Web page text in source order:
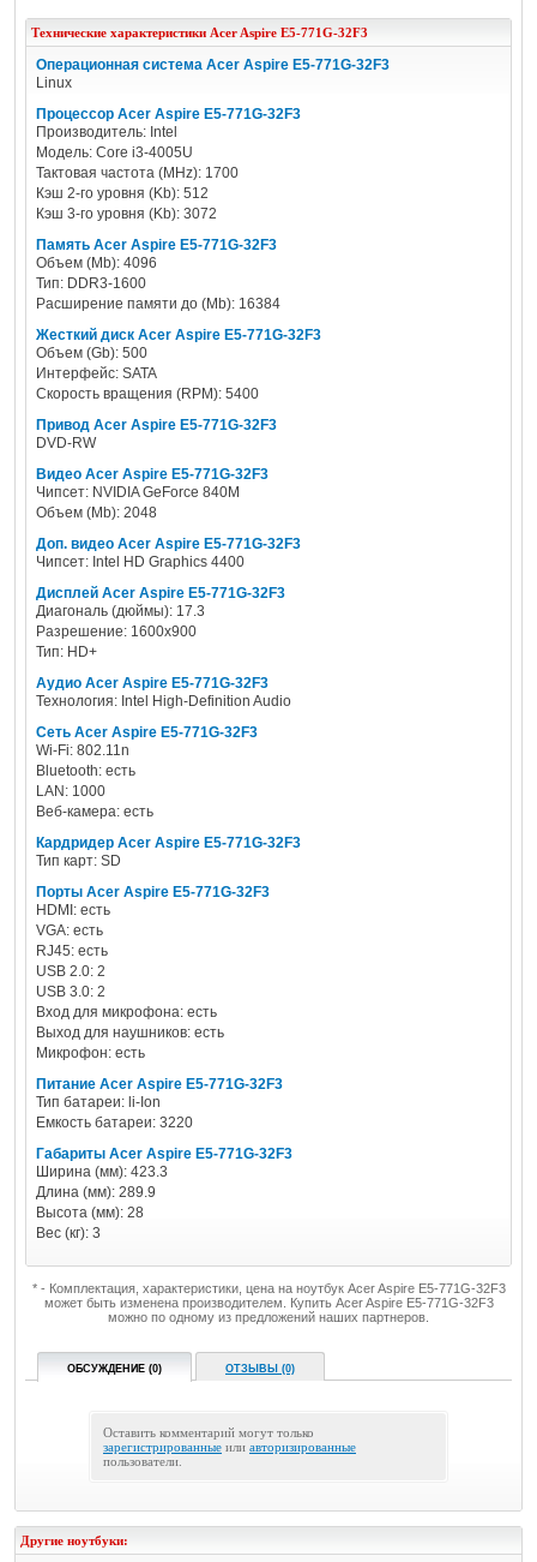
Технические характеристики Acer Aspire E5-771G-32F3
Операционная система Acer Aspire E5-771G-32F3
Linux
Процессор Acer Aspire E5-771G-32F3
Производитель: Intel
Модель: Core i3-4005U
Тактовая частота (MHz): 1700
Кэш 2-го уровня (Kb): 512
Кэш 3-го уровня (Kb): 3072
Память Acer Aspire E5-771G-32F3
Объем (Mb): 4096
Тип: DDR3-1600
Расширение памяти до (Mb): 16384
Жесткий диск Acer Aspire E5-771G-32F3
Объем (Gb): 500
Интерфейс: SATA
Скорость вращения (RPM): 5400
Привод Acer Aspire E5-771G-32F3
DVD-RW
Видео Acer Aspire E5-771G-32F3
Чипсет: NVIDIA GeForce 840M
Объем (Mb): 2048
Доп. видео Acer Aspire E5-771G-32F3
Чипсет: Intel HD Graphics 4400
Дисплей Acer Aspire E5-771G-32F3
Диагональ (дюймы): 17.3
Разрешение: 1600x900
Тип: HD+
Аудио Acer Aspire E5-771G-32F3
Технология: Intel High-Definition Audio
Сеть Acer Aspire E5-771G-32F3
Wi-Fi: 802.11n
Bluetooth: есть
LAN: 1000
Веб-камера: есть
Кардридер Acer Aspire E5-771G-32F3
Тип карт: SD
Порты Acer Aspire E5-771G-32F3
HDMI: есть
VGA: есть
RJ45: есть
USB 2.0: 2
USB 3.0: 2
Вход для микрофона: есть
Выход для наушников: есть
Микрофон: есть
Питание Acer Aspire E5-771G-32F3
Тип батареи: li-Ion
Емкость батареи: 3220
Габариты Acer Aspire E5-771G-32F3
Ширина (мм): 423.3
Длина (мм): 289.9
Высота (мм): 28
Вес (кг): 3
* - Комплектация, характеристики, цена на ноутбук Acer Aspire E5-771G-32F3
может быть изменена производителем. Купить Acer Aspire E5-771G-32F3
можно по одному из предложений наших партнеров.
ОБСУЖДЕНИЕ (0) ОТЗЫВЫ (0)
Оставить комментарий могут только
зарегистрированные или авторизированные
пользователи.
Другие ноутбуки: